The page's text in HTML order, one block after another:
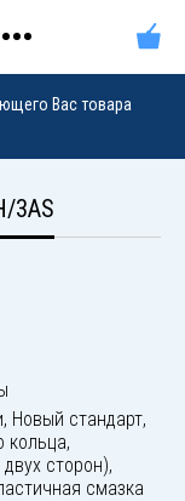
Вас товара
3AS
Новый стандарт,
кольца,
сторон),
смазка